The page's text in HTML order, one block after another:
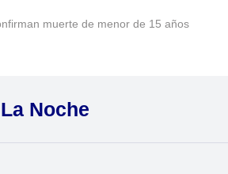
muerte de menor de 15 años
Noche